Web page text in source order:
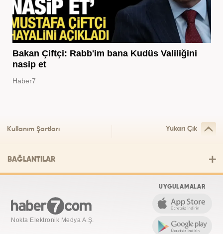
Bakan Çiftçi: Rabb'im bana Kudüs Valiliğini
nasip et
Haber7
Kullanım Şartları Yukarı Çık
BAĞLANTILAR
Nokta Elektronik Medya A.Ş.
UYGULAMALAR